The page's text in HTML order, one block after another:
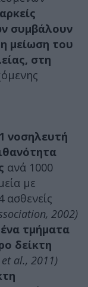
συμβάλουν
μείωση του
στη
1 νοσηλευτή
ανά 1000
με
ασθενείς
2002)
τμήματα
δείκτη
al., 2011)